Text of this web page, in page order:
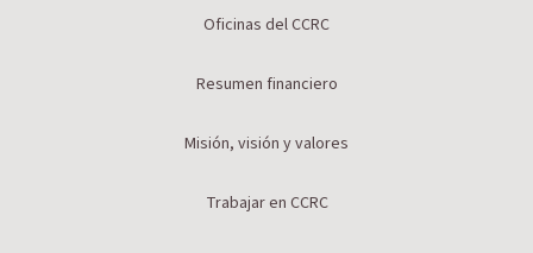
Oficinas del CCRC
Resumen financiero
Misión, visión y valores
Trabajar en CCRC